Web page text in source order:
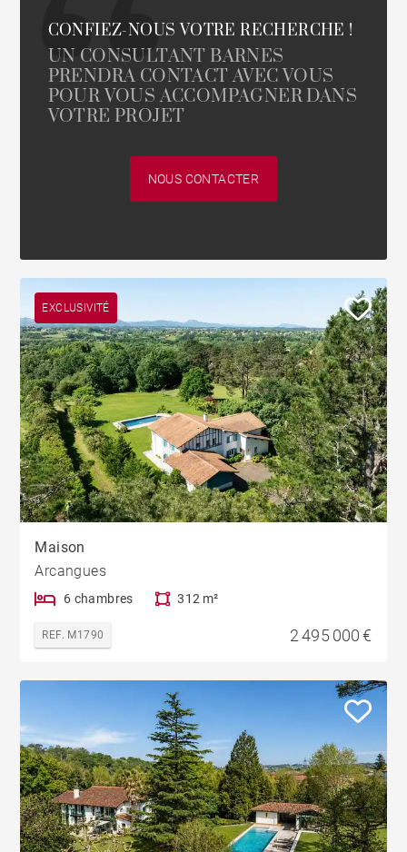
CONFIEZ-NOUS VOTRE RECHERCHE !
UN CONSULTANT BARNES
PRENDRA CONTACT AVEC VOUS
POUR VOUS ACCOMPAGNER DANS
VOTRE PROJET
NOUS CONTACTER
EXCLUSIVITÉ
Maison
Arcangues
6 chambres 312 m²
REF. M1790 2 495 000 €